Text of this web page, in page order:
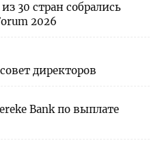
30 стран собрались
2026
директоров
Bank по выплате